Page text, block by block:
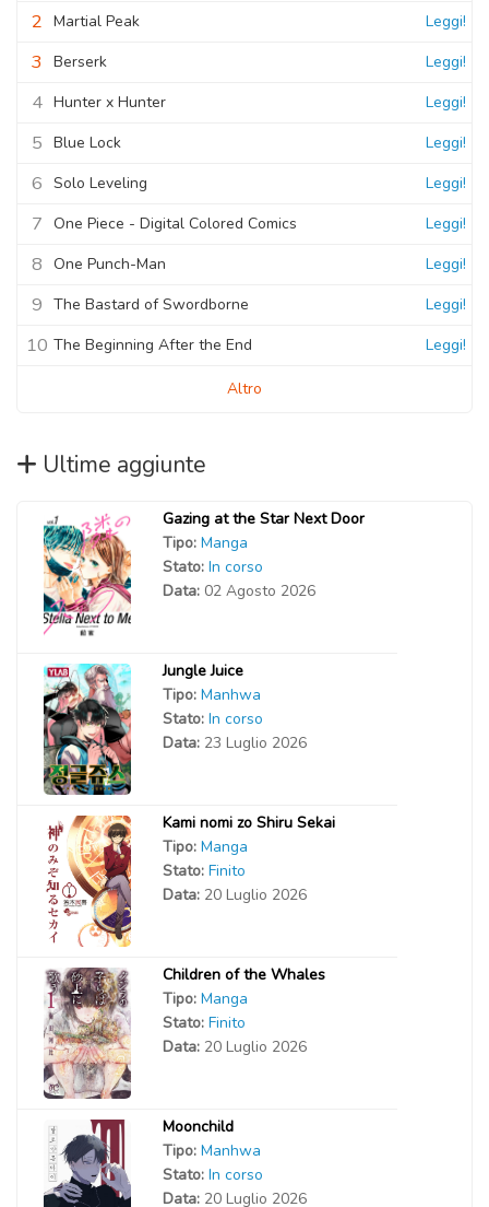
2 Martial Peak Leggi!
3 Berserk Leggi!
4 Hunter x Hunter Leggi!
5 Blue Lock Leggi!
6 Solo Leveling Leggi!
7 One Piece - Digital Colored Comics Leggi!
8 One Punch-Man Leggi!
9 The Bastard of Swordborne Leggi!
10 The Beginning After the End Leggi!
Altro
Ultime aggiunte
Gazing at the Star Next Door
Tipo: Manga
Stato: In corso
Data: 02 Agosto 2026
Jungle Juice
Tipo: Manhwa
Stato: In corso
Data: 23 Luglio 2026
Kami nomi zo Shiru Sekai
Tipo: Manga
Stato: Finito
Data: 20 Luglio 2026
Children of the Whales
Tipo: Manga
Stato: Finito
Data: 20 Luglio 2026
Moonchild
Tipo: Manhwa
Stato: In corso
Data: 20 Luglio 2026